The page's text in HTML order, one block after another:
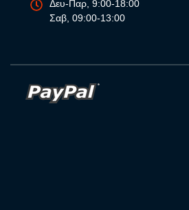
Δευ-Παρ, 9:00-18:00
Σαβ, 09:00-13:00